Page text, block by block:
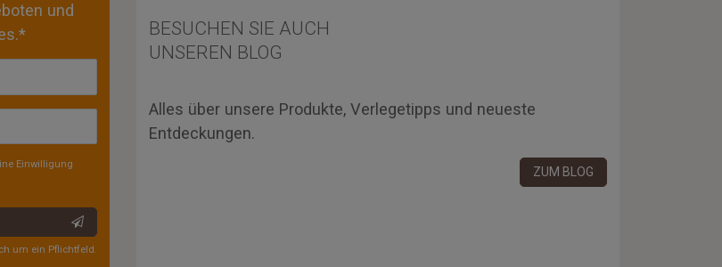
und
Einwilligung
um ein Pflichtfeld.
BESUCHEN SIE AUCH
UNSEREN BLOG
Alles über unsere Produkte, Verlegetipps und neueste
Entdeckungen.
ZUM BLOG